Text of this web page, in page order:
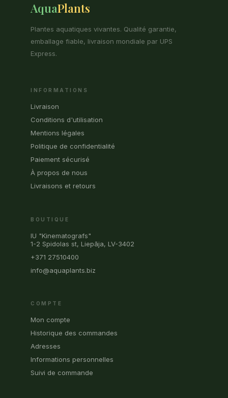
AquaPlants
Plantes aquatiques vivantes. Qualité garantie,
emballage fiable, livraison mondiale par UPS
Express.
INFORMATIONS
Livraison
Conditions d'utilisation
Mentions légales
Politique de confidentialité
Paiement sécurisé
À propos de nous
Livraisons et retours
BOUTIQUE
IU "Kinematografs"
1-2 Spidolas st, Liepāja, LV-3402
+371 27510400
info@aquaplants.biz
COMPTE
Mon compte
Historique des commandes
Adresses
Informations personnelles
Suivi de commande